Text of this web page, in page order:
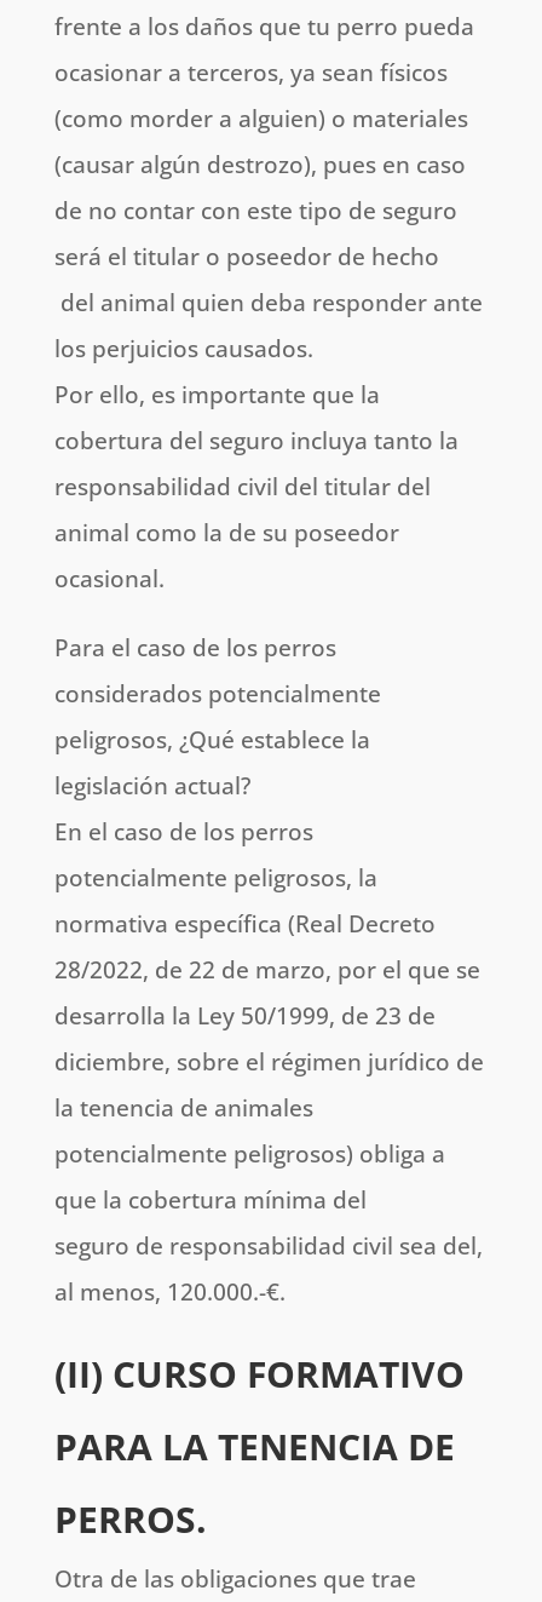
frente a los daños que tu perro pueda
ocasionar a terceros, ya sean físicos
(como morder a alguien) o materiales
(causar algún destrozo), pues en caso
de no contar con este tipo de seguro
será el titular o poseedor de hecho
del animal quien deba responder ante
los perjuicios causados.
Por ello, es importante que la
cobertura del seguro incluya tanto la
responsabilidad civil del titular del
animal como la de su poseedor
ocasional.
Para el caso de los perros
considerados potencialmente
peligrosos, ¿Qué establece la
legislación actual?
En el caso de los perros
potencialmente peligrosos, la
normativa específica (Real Decreto
28/2022, de 22 de marzo, por el que se
desarrolla la Ley 50/1999, de 23 de
diciembre, sobre el régimen jurídico de
la tenencia de animales
potencialmente peligrosos) obliga a
que la cobertura mínima del
seguro de responsabilidad civil sea del,
al menos, 120.000.-€.
(II) CURSO FORMATIVO
PARA LA TENENCIA DE
PERROS.
Otra de las obligaciones que trae